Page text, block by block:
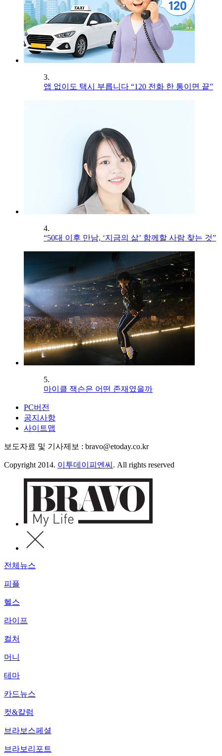
3.
앱 없이도 택시 부릅니다 “120 전화 한 통이면 끝”
4.
“50대 이후 만남, ‘지금의 삶’ 함께할 사람 찾는 것”
5.
마이클 잭슨은 어떤 존재였을까
PC버전
공지사항
사이트맵
보도자료 및 기사제보 : bravo@etoday.co.kr
Copyright 2014. 이투데이피엔씨 . All rights reserved
전체뉴스
피플
헬스
라이프
컬처
머니
테마
카드뉴스
컷&칼럼
브라보스페셜
브라보리포트